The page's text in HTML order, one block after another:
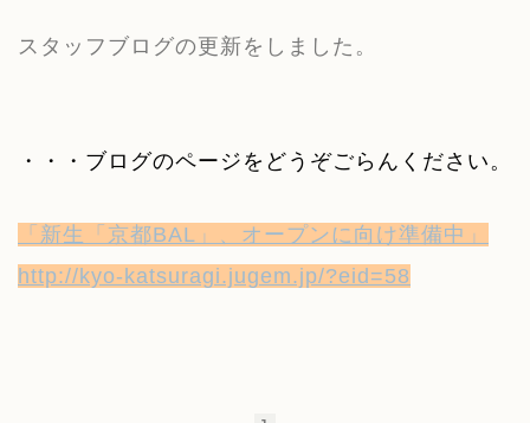
スタッフブログの更新をしました。
・・・ブログのページをどうぞごらんください。
「新生「京都BAL」、オープンに向け準備中」
http://kyo-katsuragi.jugem.jp/?eid=58